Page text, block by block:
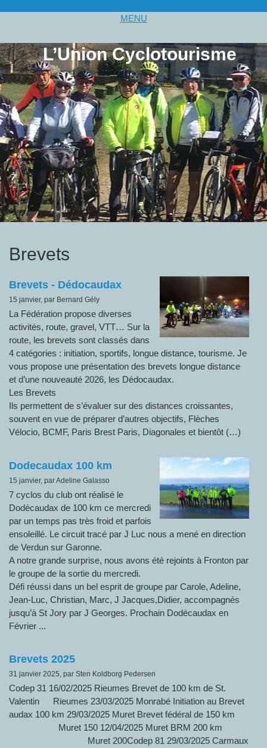
MENU
L’Union Cyclotourisme
Brevets
Brevets - Dédocaudax
15 janvier, par Bernard Gély
La Fédération propose diverses
activités, route, gravel, VTT… Sur la
route, les brevets sont classés dans
4 catégories : initiation, sportifs, longue distance, tourisme. Je
vous propose une présentation des brevets longue distance
et d’une nouveauté 2026, les Dédocaudax.
Les Brevets
Ils permettent de s’évaluer sur des distances croissantes,
souvent en vue de préparer d’autres objectifs, Flèches
Vélocio, BCMF, Paris Brest Paris, Diagonales et bientôt (…)
Dodecaudax 100 km
15 janvier, par Adeline Galasso
7 cyclos du club ont réalisé le
Dodécaudax de 100 km ce mercredi
par un temps pas très froid et parfois
ensoleillé. Le circuit tracé par J Luc nous a mené en direction
de Verdun sur Garonne.
A notre grande surprise, nous avons été rejoints à Fronton par
le groupe de la sortie du mercredi.
Défi réussi dans un bel esprit de groupe par Carole, Adeline,
Jean-Luc, Christian, Marc, J Jacques,Didier, accompagnés
jusqu’à St Jory par J Georges. Prochain Dodécaudax en
Février ...
Brevets 2025
31 janvier 2025, par Sten Koldborg Pedersen
Codep 31 16/02/2025 Rieumes Brevet de 100 km de St.
Valentin Rieumes 23/03/2025 Monrabé Initiation au Brevet
audax 100 km 29/03/2025 Muret Brevet fédéral de 150 km
Muret 150 12/04/2025 Muret BRM 200 km
Muret 200Codep 81 29/03/2025 Carmaux